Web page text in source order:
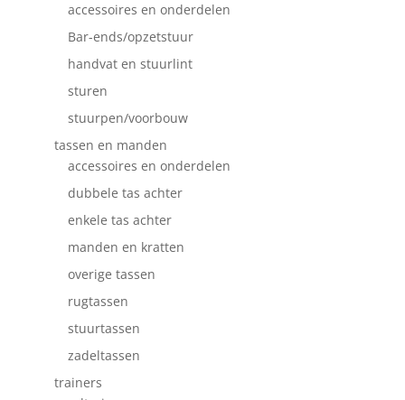
accessoires en onderdelen
Bar-ends/opzetstuur
handvat en stuurlint
sturen
stuurpen/voorbouw
tassen en manden
accessoires en onderdelen
dubbele tas achter
enkele tas achter
manden en kratten
overige tassen
rugtassen
stuurtassen
zadeltassen
trainers